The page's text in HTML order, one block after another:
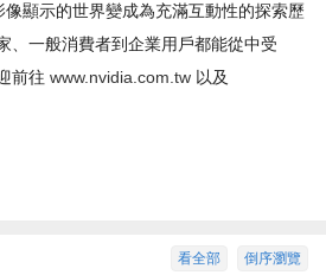
顯示的世界變成為充滿互動性的探索歷
、一般消費者到企業用戶都能從中受
前往 www.nvidia.com.tw 以及
倒序瀏覽
看全部